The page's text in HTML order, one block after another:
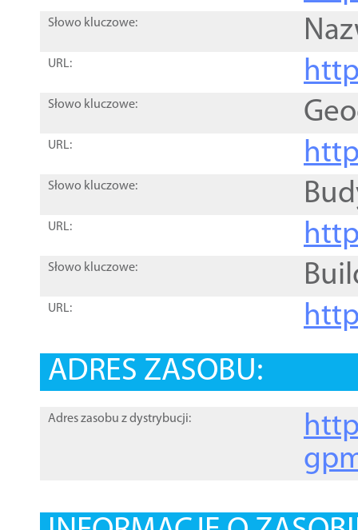
Słowo kluczowe:
URL:
Słowo kluczowe:
URL:
Słowo kluczowe:
URL:
Słowo kluczowe:
URL:
ADRES ZASOBU:
Adres zasobu z dystrybucji: